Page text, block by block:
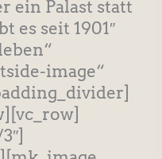
ein Palast statt
es seit 1901″
image“